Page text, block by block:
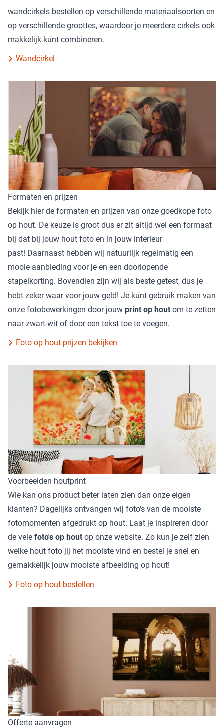
wandcirkels bestellen op verschillende materiaalsoorten en
op verschillende groottes, waardoor je meerdere cirkels ook
makkelijk kunt combineren.
Wandcirkel
Formaten en prijzen
Bekijk hier de formaten en prijzen van onze goedkope foto
op hout. De keuze is groot dus er zit altijd wel een formaat
bij dat bij jouw hout foto en in jouw interieur
past! Daarnaast hebben wij natuurlijk regelmatig een
mooie aanbieding voor je en een doorlopende
stapelkorting. Bovendien zijn wij als beste getest, dus je
hebt zeker waar voor jouw geld! Je kunt gebruik maken van
onze fotobewerkingen door jouw print op hout om te zetten
naar zwart-wit of door een tekst toe te voegen.
Foto op hout prijzen bekijken
Voorbeelden houtprint
Wie kan ons product beter laten zien dan onze eigen
klanten? Dagelijks ontvangen wij foto's van de mooiste
fotomomenten afgedrukt op hout. Laat je inspireren door
de vele foto's op hout op onze website. Zo kun je zelf zien
welke hout foto jij het mooiste vind en bestel je snel en
gemakkelijk jouw mooiste afbeelding op hout!
Foto op hout bestellen
Offerte aanvragen